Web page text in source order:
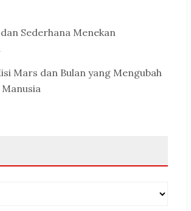
Sederhana Menekan
Mars dan Bulan yang Mengubah